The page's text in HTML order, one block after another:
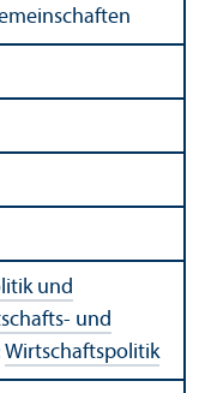
und
und
Wirtschafts­politik